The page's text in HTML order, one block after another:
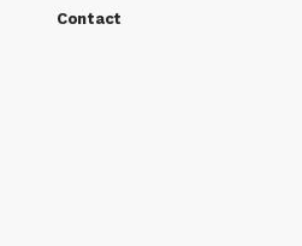
Contact